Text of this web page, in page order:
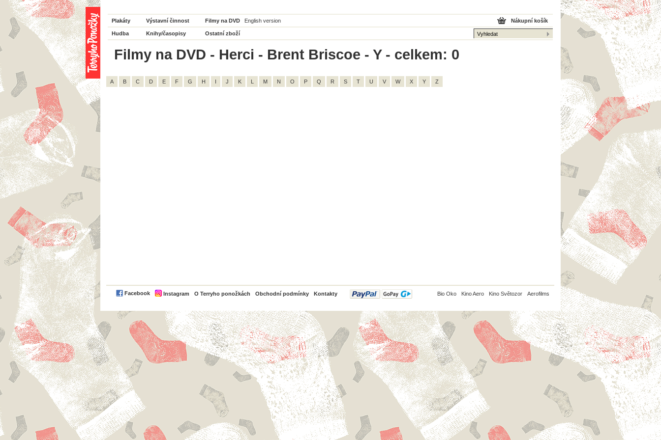
Plakáty Výstavní činnost Filmy na DVD English version
Hudba Knihy/časopisy Ostatní zboží
Nákupní košík
Filmy na DVD - Herci - Brent Briscoe - Y - celkem: 0
A B C D E F G H I J K L M N O P Q R S T U V W X Y Z
Facebook Instagram O Terryho ponožkách Obchodní podmínky Kontakty
PayPal Bio Oko Kino Aero Kino Světozor Aerofilms